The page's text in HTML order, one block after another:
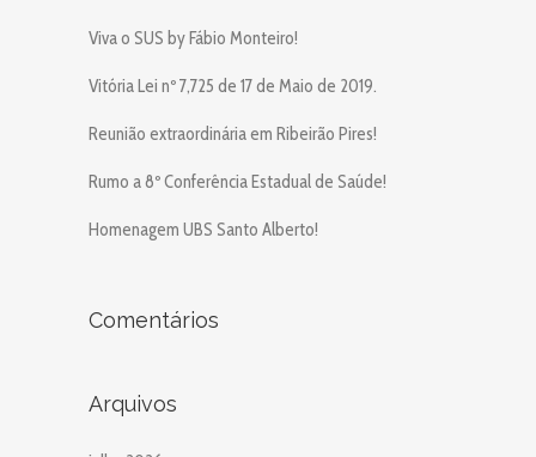
Viva o SUS by Fábio Monteiro!
Vitória Lei nº 7,725 de 17 de Maio de 2019.
Reunião extraordinária em Ribeirão Pires!
Rumo a 8º Conferência Estadual de Saúde!
Homenagem UBS Santo Alberto!
Comentários
Arquivos